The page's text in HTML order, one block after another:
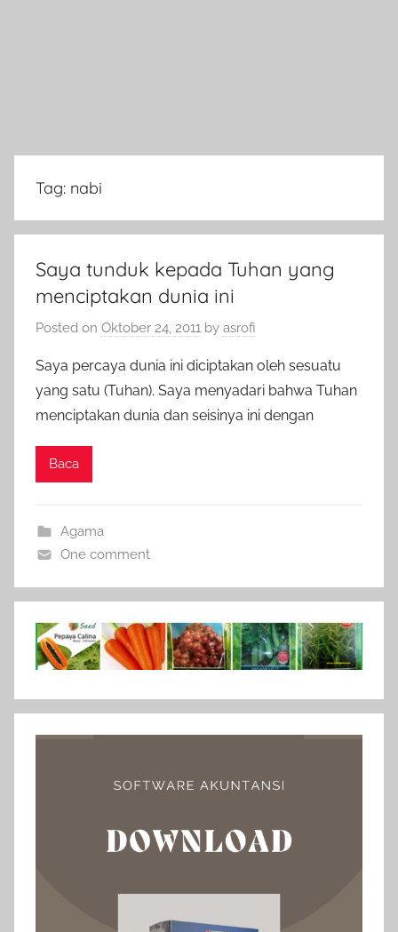
Tag: nabi
Saya tunduk kepada Tuhan yang
menciptakan dunia ini
Posted on Oktober 24, 2011 by asrofi
Saya percaya dunia ini diciptakan oleh sesuatu
yang satu (Tuhan). Saya menyadari bahwa Tuhan
menciptakan dunia dan seisinya ini dengan
Baca
Agama
One comment